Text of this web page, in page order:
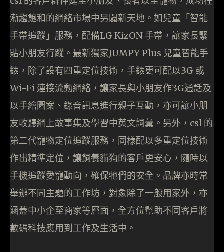
漸趨飽和的網絡市場中另闢新天地。如兒童「智能
手帶追蹤」服務，配備LG KizON 手帶，讓家長緊
貼小朋友行蹤。最新獨家JUMPY Plus 兒童智能手
錶，除了設有四重定位技術，手錶更可配以3G 或
Wi-Fi 連接流動網絡，讓家長與小朋友作3G通話及
以手繪圖案、錄音訊息進行親子互動，亦可讓小朋
友收聽網上故事集及學習中英文詞彙。另外，csl 的
第二代寵物定位追蹤服務，同樣配以多重定位技術
作出精準定位，讓飼養貓狗的客戶更安心，隨時以
手機追蹤愛寵動向，確保牠們的安全。品牌亦時常
舉辦不同主題的工作坊，對象除了一般用家外，亦
涵蓋中小企至商家等層面，全方位幫助不同客戶將
數碼科技應用到工作及生活中。